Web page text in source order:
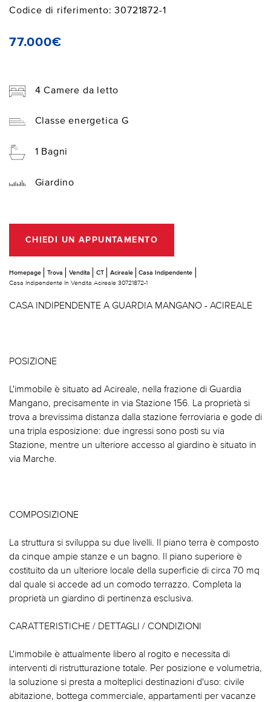
Codice di riferimento: 30721872-1
77.000€
4 Camere da letto
Classe energetica G
1 Bagni
Giardino
CHIEDI UN APPUNTAMENTO
Homepage Trova Vendita CT Acireale
Casa Indipendente
Casa Indipendente In Vendita Acireale 30721872-1
CASA INDIPENDENTE A GUARDIA MANGANO - ACIREALE
POSIZIONE
L'immobile è situato ad Acireale, nella frazione di Guardia
Mangano, precisamente in via Stazione 156. La proprietà si
trova a brevissima distanza dalla stazione ferroviaria e gode di
una tripla esposizione: due ingressi sono posti su via
Stazione, mentre un ulteriore accesso al giardino è situato in
via Marche.
COMPOSIZIONE
La struttura si sviluppa su due livelli. Il piano terra è composto
da cinque ampie stanze e un bagno. Il piano superiore è
costituito da un ulteriore locale della superficie di circa 70 mq
dal quale si accede ad un comodo terrazzo. Completa la
proprietà un giardino di pertinenza esclusiva.
CARATTERISTICHE / DETTAGLI / CONDIZIONI
L'immobile è attualmente libero al rogito e necessita di
interventi di ristrutturazione totale. Per posizione e volumetria,
la soluzione si presta a molteplici destinazioni d'uso: civile
abitazione, bottega commerciale, appartamenti per vacanze